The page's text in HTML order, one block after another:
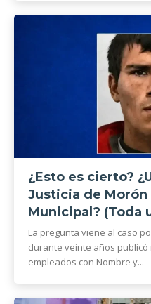
¿Esto es cierto?
Justicia de Morón
Municipal? (Toda
La pregunta viene al caso
durante veinte años
empleados con Nombre y...